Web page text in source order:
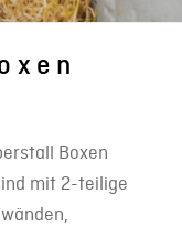
Boxen
mit 2-teilige